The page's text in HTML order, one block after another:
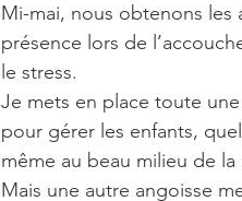
Mi-mai, nous obtenons les
présence lors de
le stress.
Je mets en place toute
pour gérer les enfants,
même au beau milieu de la
Mais une autre angoisse